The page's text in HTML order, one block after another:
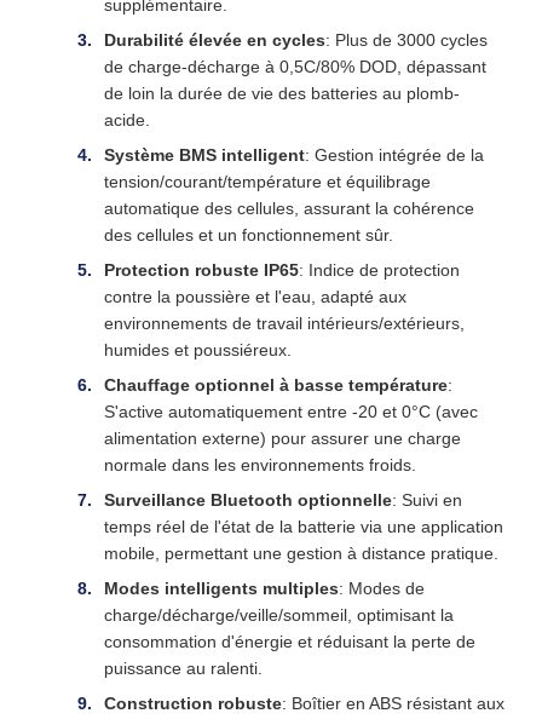
supplémentaire.
Durabilité élevée en cycles: Plus de 3000 cycles
de charge-décharge à 0,5C/80% DOD, dépassant
de loin la durée de vie des batteries au plomb-
acide.
Système BMS intelligent: Gestion intégrée de la
tension/courant/température et équilibrage
automatique des cellules, assurant la cohérence
des cellules et un fonctionnement sûr.
Protection robuste IP65: Indice de protection
contre la poussière et l'eau, adapté aux
environnements de travail intérieurs/extérieurs,
humides et poussiéreux.
Chauffage optionnel à basse température:
S'active automatiquement entre -20 et 0°C (avec
alimentation externe) pour assurer une charge
normale dans les environnements froids.
Surveillance Bluetooth optionnelle: Suivi en
temps réel de l'état de la batterie via une application
mobile, permettant une gestion à distance pratique.
Modes intelligents multiples: Modes de
charge/décharge/veille/sommeil, optimisant la
consommation d'énergie et réduisant la perte de
puissance au ralenti.
Construction robuste: Boîtier en ABS résistant aux